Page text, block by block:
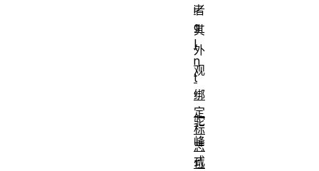
者
其
外
观
。
驼
峰
式
i
g
I
n
t
绑
定
标
志
位